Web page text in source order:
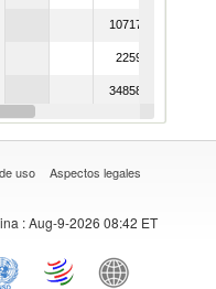
1071700
225908
3485827
2301449
uso Aspectos legales
: Aug-9-2026 08:42 ET